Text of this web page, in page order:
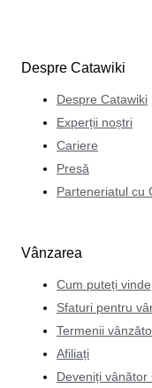
Despre Catawiki
Despre Catawiki
Experții noștri
Cariere
Presă
Parteneriatul cu
Vânzarea
Cum puteți vinde
Sfaturi pentru
Termenii
Afiliați
Deveniți vânător